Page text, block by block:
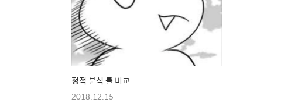
정적 분석 툴 비교
2018.12.15